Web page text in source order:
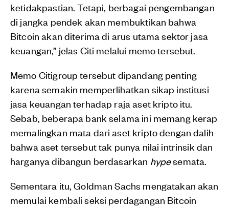
ketidakpastian. Tetapi, berbagai pengembangan
di jangka pendek akan membuktikan bahwa
Bitcoin akan diterima di arus utama sektor jasa
keuangan,” jelas Citi melalui memo tersebut.
Memo Citigroup tersebut dipandang penting
karena semakin memperlihatkan sikap institusi
jasa keuangan terhadap raja aset kripto itu.
Sebab, beberapa bank selama ini memang kerap
memalingkan mata dari aset kripto dengan dalih
bahwa aset tersebut tak punya nilai intrinsik dan
harganya dibangun berdasarkan hypesemata.
Sementara itu, Goldman Sachs mengatakan akan
memulai kembali seksi perdagangan Bitcoin